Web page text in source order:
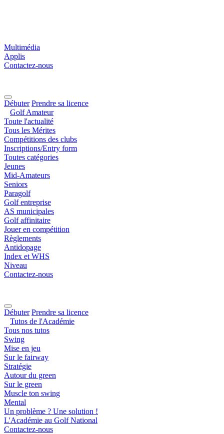
Multimédia
Applis
Contactez-nous
Débuter Prendre sa licence
Golf Amateur
Toute l'actualité
Tous les Mérites
Compétitions des clubs
Inscriptions/Entry form
Toutes catégories
Jeunes
Mid-Amateurs
Seniors
Paragolf
Golf entreprise
AS municipales
Golf affinitaire
Jouer en compétition
Règlements
Antidopage
Index et WHS
Niveau
Contactez-nous
Débuter Prendre sa licence
Tutos de l'Académie
Tous nos tutos
Swing
Mise en jeu
Sur le fairway
Stratégie
Autour du green
Sur le green
Muscle ton swing
Mental
Un problème ? Une solution !
L'Académie au Golf National
Contactez-nous